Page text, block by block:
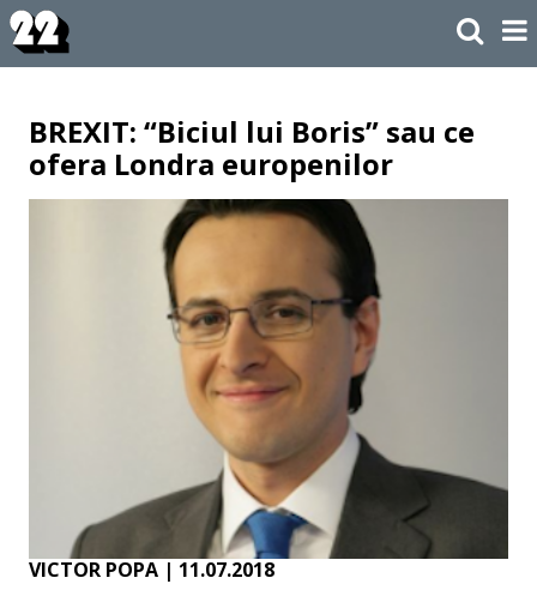
BREXIT: “Biciul lui Boris” sau ce
ofera Londra europenilor
VICTOR POPA | 11.07.2018